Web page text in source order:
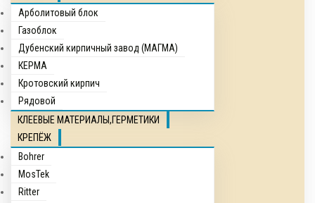
Арболитовый блок
Газоблок
Дубенский кирпичный завод (МАГМА)
КЕРМА
Кротовский кирпич
Рядовой
КЛЕЕВЫЕ МАТЕРИАЛЫ,ГЕРМЕТИКИ
КРЕПЁЖ
Bohrer
MosTek
Ritter